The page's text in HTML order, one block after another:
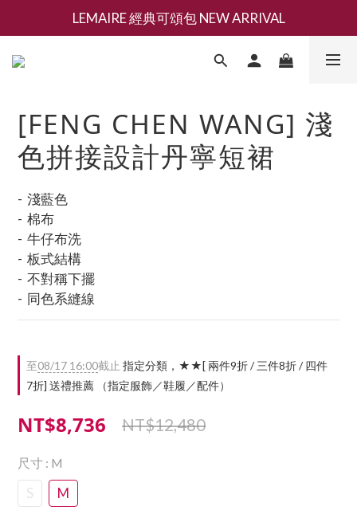
新會員募集現領抵用千元購物金
LEMAIRE 經典可頌包 NEW ARRIVAL
香氛 / 家居 / 餐廚 [ 全館折上兩件9折，三件享85折 】
[FENG CHEN WANG] 淺
色拼接設計丹寧短裙
-  淺藍色
-  棉布
-  牛仔布洗
-  板式結構
-  不對稱下擺
-  同色系縫線
至08/17 16:00截止 指定分類，★★[ 兩件9折 / 三件8折 / 四件
7折] 送禮推薦 （指定服飾／鞋履／配件）
NT$8,736 NT$12,480
尺寸 : M
S M